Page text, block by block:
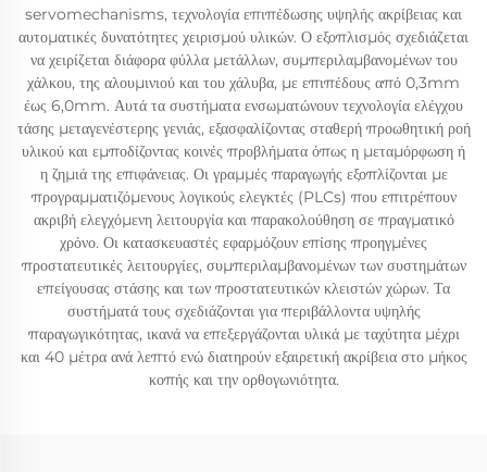
servomechanisms, τεχνολογία επιπέδωσης υψηλής ακρίβειας και
αυτοματικές δυνατότητες χειρισμού υλικών. Ο εξοπλισμός σχεδιάζεται
να χειρίζεται διάφορα φύλλα μετάλλων, συμπεριλαμβανομένων του
χάλκου, της αλουμινιού και του χάλυβα, με επιπέδους από 0,3mm
έως 6,0mm. Αυτά τα συστήματα ενσωματώνουν τεχνολογία ελέγχου
τάσης μεταγενέστερης γενιάς, εξασφαλίζοντας σταθερή προωθητική ροή
υλικού και εμποδίζοντας κοινές προβλήματα όπως η μεταμόρφωση ή
η ζημιά της επιφάνειας. Οι γραμμές παραγωγής εξοπλίζονται με
προγραμματιζόμενους λογικούς ελεγκτές (PLCs) που επιτρέπουν
ακριβή ελεγχόμενη λειτουργία και παρακολούθηση σε πραγματικό
χρόνο. Οι κατασκευαστές εφαρμόζουν επίσης προηγμένες
προστατευτικές λειτουργίες, συμπεριλαμβανομένων των συστημάτων
επείγουσας στάσης και των προστατευτικών κλειστών χώρων. Τα
συστήματά τους σχεδιάζονται για περιβάλλοντα υψηλής
παραγωγικότητας, ικανά να επεξεργάζονται υλικά με ταχύτητα μέχρι
και 40 μέτρα ανά λεπτό ενώ διατηρούν εξαιρετική ακρίβεια στο μήκος
κοπής και την ορθογωνιότητα.